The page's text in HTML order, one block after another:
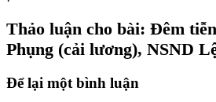
Thảo luận cho bài: Đêm
Phụng (cải lương), NSND
Để lại một bình luận